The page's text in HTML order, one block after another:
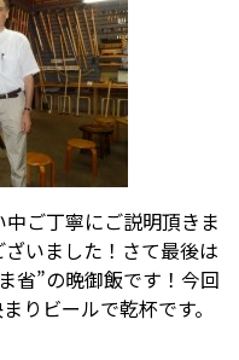
ご丁寧にご説明頂きま
いました！さて最後は
省”の晩御飯です！今回
りビールで乾杯です。